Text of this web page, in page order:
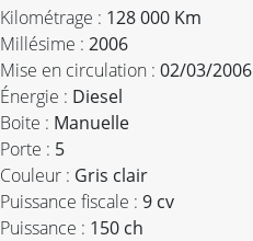
Kilométrage : 128 000 Km
Millésime : 2006
Mise en circulation : 02/03/2006
Énergie : Diesel
Boite : Manuelle
Porte : 5
Couleur : Gris clair
Puissance fiscale : 9 cv
Puissance : 150 ch